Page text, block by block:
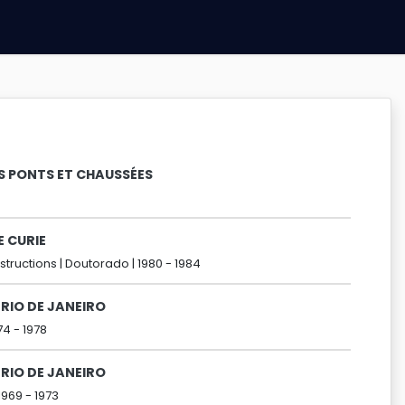
ET CHAUSSÉES
CURIE
| Doutorado | 1980 - 1984
DE JANEIRO
- 1978
DE JANEIRO
- 1973